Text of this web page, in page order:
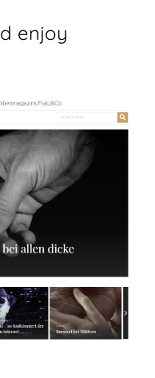
enjoy